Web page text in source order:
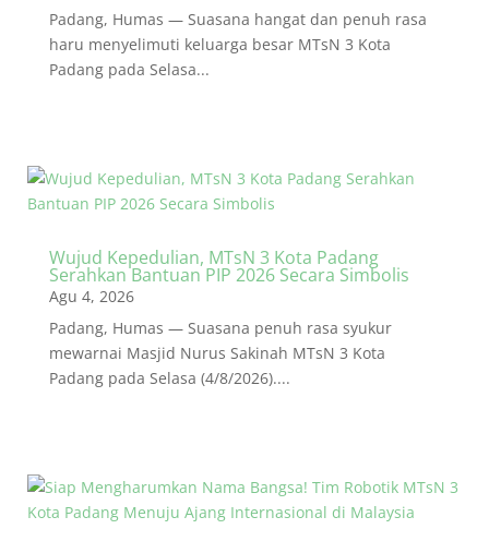
Padang, Humas — Suasana hangat dan penuh rasa
haru menyelimuti keluarga besar MTsN 3 Kota
Padang pada Selasa...
Wujud Kepedulian, MTsN 3 Kota Padang
Serahkan Bantuan PIP 2026 Secara Simbolis
Agu 4, 2026
Padang, Humas — Suasana penuh rasa syukur
mewarnai Masjid Nurus Sakinah MTsN 3 Kota
Padang pada Selasa (4/8/2026)....